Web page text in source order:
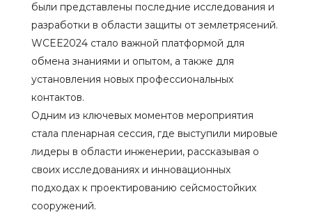
были представлены последние исследования и
разработки в области защиты от землетрясений.
WCEE2024 стало важной платформой для
обмена знаниями и опытом, а также для
установления новых профессиональных
контактов.
Одним из ключевых моментов мероприятия
стала пленарная сессия, где выступили мировые
лидеры в области инженерии, рассказывая о
своих исследованиях и инновационных
подходах к проектированию сейсмостойких
сооружений.